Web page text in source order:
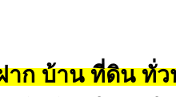
ก บ้าน ที่ดิน ทั่ว